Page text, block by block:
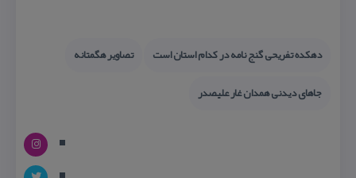
دهكده تفریحی گنج نامه در كدام استان است
تصاویر هگمتانه
جاهای دیدنی همدان غار علیصدر